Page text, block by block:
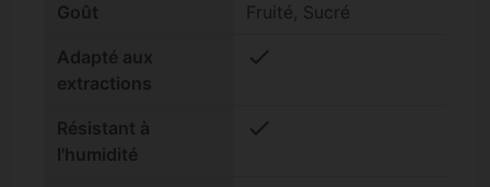
Goût Fruité, Sucré
Adapté aux
extractions
check
Résistant à
l'humidité
check